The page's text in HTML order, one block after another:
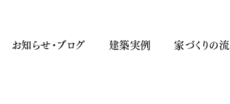
お知らせ・ブログ 建築実例 家づくりの